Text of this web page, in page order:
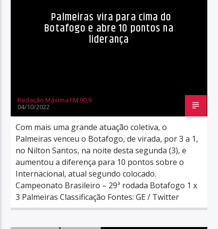
Palmeiras vira para cima do
Botafogo e abre 10 pontos na
liderança
Redação Máxima FM 90,9
04/10/2022
Com mais uma grande atuação coletiva, o
Palmeiras venceu o Botafogo, de virada, por 3 a 1,
no Nilton Santos, na noite desta segunda (3), e
aumentou a diferença para 10 pontos sobre o
Internacional, atual segundo colocado.
Campeonato Brasileiro – 29ª rodada Botafogo 1 x
3 Palmeiras Classificação Fontes: GE / Twitter